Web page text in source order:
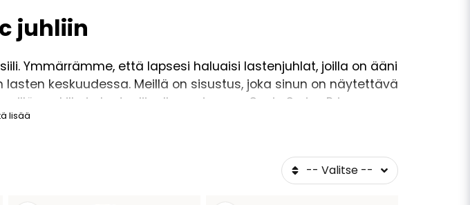
juhliin
Ymmärrämme, että lapsesi haluaisi lastenjuhlat, joilla on ääni
keskuudessa. Meillä on sisustus, joka sinun on näytettävä
mukilla ja lautasliinalla uusimman Sonic Series Prime -
motiiveilla.
lisää
-- Valitse --